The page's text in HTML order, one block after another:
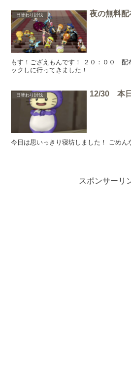
日替わり討伐 夜の無料
もす！ござえもんです！ ２０：００ 配
ックしに行ってきました！
日替わり討伐 12/30 本日
今日は思いっきり寝坊しました！ ごめん
スポンサーリ